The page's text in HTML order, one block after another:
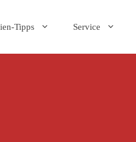
Tipps Service